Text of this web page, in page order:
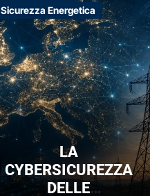
Sicurezza Energetica
LA
CYBERSICUREZZA
DELLE